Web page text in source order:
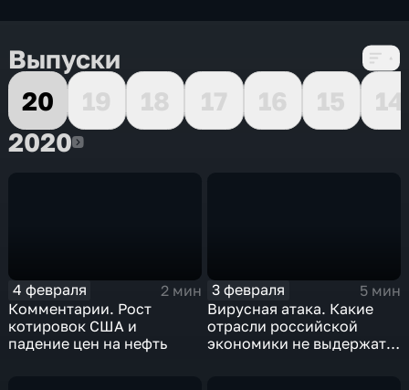
Выпуски
20
19 18 17 16 15
14
20202020
4 февраля
2 мин
Комментарии. Рост
котировок США и
падение цен на нефть
3 февраля
5 мин
Вирусная атака. Какие
отрасли российской
экономики не выдержат